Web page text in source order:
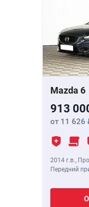
Mazda 6
913
от 11 626
2014 г.в.,
Передний